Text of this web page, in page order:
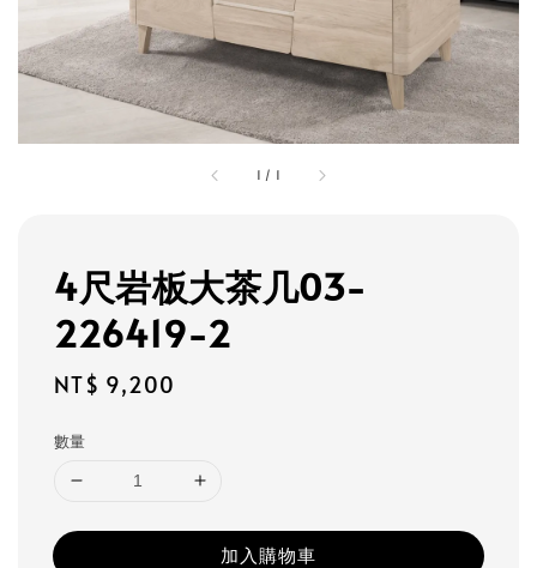
1 / 1
4尺岩板大茶几03-
226419-2
Regular
NT$ 9,200
數量
加入購物車